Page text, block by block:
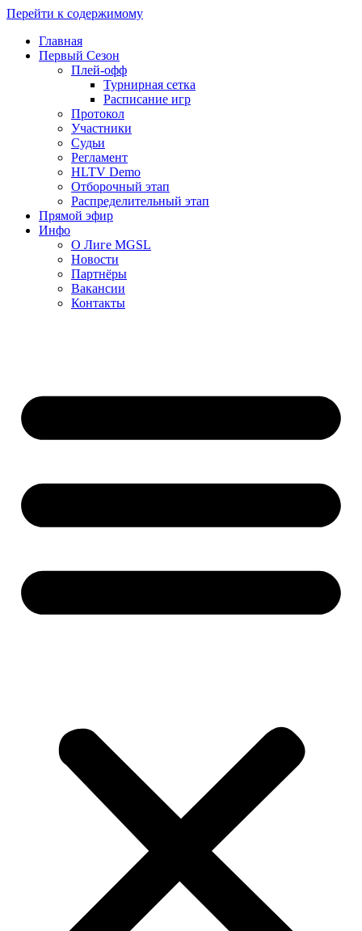
Перейти к содержимому
Главная
Первый Сезон
Плей-офф
Турнирная сетка
Расписание игр
Протокол
Участники
Судьи
Регламент
HLTV Demo
Отборочный этап
Распределительный этап
Прямой эфир
Инфо
О Лиге MGSL
Новости
Партнёры
Вакансии
Контакты